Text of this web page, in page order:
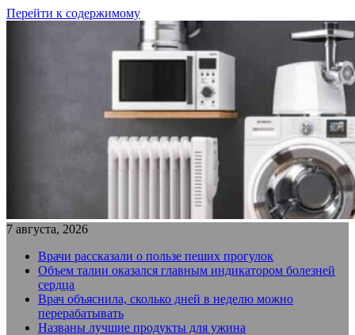
Перейти к содержимому
7 августа, 2026
Врачи рассказали о пользе пеших прогулок
Объем талии оказался главным индикатором болезней
сердца
Врач объяснила, сколько дней в неделю можно
перерабатывать
Названы лучшие продукты для ужина